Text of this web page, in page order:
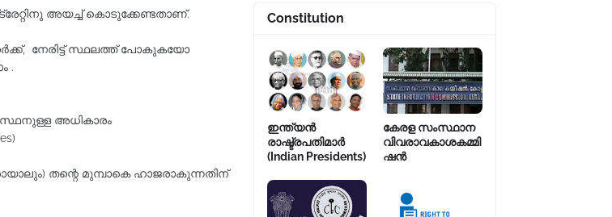
അയച്ച്‌ കൊടുക്കേണ്ടതാണ്‌.
നേരിട്ട്‌ സ്ഥലത്ത്‌ പോകുകയോ
.
അധികാരം
തന്റെ മുമ്പാകെ ഹാജരാകുന്നതിന്‌
Constitution
ഇന്ത്യൻ
രാഷ്ട്രപതിമാർ
(Indian Presidents)
കേരള സംസ്ഥാന
വിവരാവകാശകമ്മി
ഷൻ